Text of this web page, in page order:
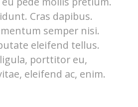
Cras dapibus.
semper nisi.
eleifend tellus.
porttitor eu,
eleifend ac, enim.